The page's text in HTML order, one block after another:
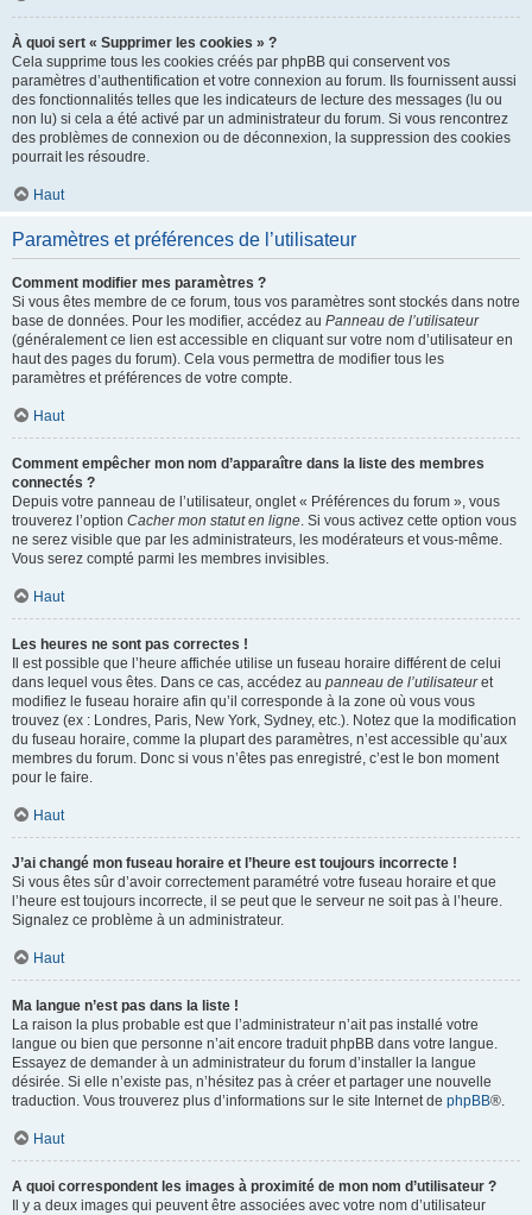
À quoi sert « Supprimer les cookies » ?
Cela supprime tous les cookies créés par phpBB qui conservent vos
paramètres d’authentification et votre connexion au forum. Ils fournissent aussi
des fonctionnalités telles que les indicateurs de lecture des messages (lu ou
non lu) si cela a été activé par un administrateur du forum. Si vous rencontrez
des problèmes de connexion ou de déconnexion, la suppression des cookies
pourrait les résoudre.
Haut
Paramètres et préférences de l’utilisateur
Comment modifier mes paramètres ?
Si vous êtes membre de ce forum, tous vos paramètres sont stockés dans notre
base de données. Pour les modifier, accédez au Panneau de l’utilisateur
(généralement ce lien est accessible en cliquant sur votre nom d’utilisateur en
haut des pages du forum). Cela vous permettra de modifier tous les
paramètres et préférences de votre compte.
Haut
Comment empêcher mon nom d’apparaître dans la liste des membres
connectés ?
Depuis votre panneau de l’utilisateur, onglet « Préférences du forum », vous
trouverez l’option Cacher mon statut en ligne. Si vous activez cette option vous
ne serez visible que par les administrateurs, les modérateurs et vous-même.
Vous serez compté parmi les membres invisibles.
Haut
Les heures ne sont pas correctes !
Il est possible que l’heure affichée utilise un fuseau horaire différent de celui
dans lequel vous êtes. Dans ce cas, accédez au panneau de l’utilisateuret
modifiez le fuseau horaire afin qu’il corresponde à la zone où vous vous
trouvez (ex : Londres, Paris, New York, Sydney, etc.). Notez que la modification
du fuseau horaire, comme la plupart des paramètres, n’est accessible qu’aux
membres du forum. Donc si vous n’êtes pas enregistré, c’est le bon moment
pour le faire.
Haut
J’ai changé mon fuseau horaire et l’heure est toujours incorrecte !
Si vous êtes sûr d’avoir correctement paramétré votre fuseau horaire et que
l’heure est toujours incorrecte, il se peut que le serveur ne soit pas à l’heure.
Signalez ce problème à un administrateur.
Haut
Ma langue n’est pas dans la liste !
La raison la plus probable est que l’administrateur n’ait pas installé votre
langue ou bien que personne n’ait encore traduit phpBB dans votre langue.
Essayez de demander à un administrateur du forum d’installer la langue
désirée. Si elle n’existe pas, n’hésitez pas à créer et partager une nouvelle
traduction. Vous trouverez plus d’informations sur le site Internet de phpBB®.
Haut
A quoi correspondent les images à proximité de mon nom d’utilisateur ?
Il y a deux images qui peuvent être associées avec votre nom d’utilisateur